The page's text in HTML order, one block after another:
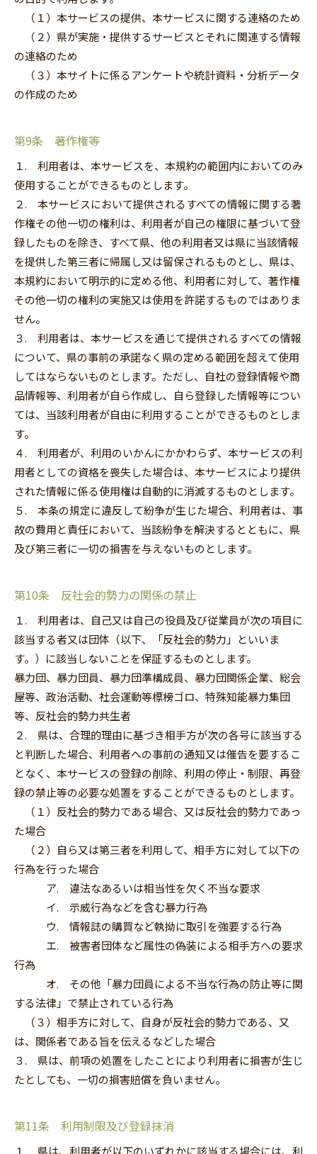
（１）本サービスの提供、本サービスに関する連絡のため
（２）県が実施・提供するサービスとそれに関連する情報
の連絡のため
（３）本サイトに係るアンケートや統計資料・分析データ
の作成のため
第9条 著作権等
１. 利用者は、本サービスを、本規約の範囲内においてのみ
使用することができるものとします。
２. 本サービスにおいて提供されるすべての情報に関する著
作権その他一切の権利は、利用者が自己の権限に基づいて登
録したものを除き、すべて県、他の利用者又は県に当該情報
を提供した第三者に帰属し又は留保されるものとし、県は、
本規約において明示的に定める他、利用者に対して、著作権
その他一切の権利の実施又は使用を許諾するものではありま
せん。
３. 利用者は、本サービスを通じて提供されるすべての情報
について、県の事前の承諾なく県の定める範囲を超えて使用
してはならないものとします。ただし、自社の登録情報や商
品情報等、利用者が自ら作成し、自ら登録した情報等につい
ては、当該利用者が自由に利用することができるものとしま
す。
４. 利用者が、利用のいかんにかかわらず、本サービスの利
用者としての資格を喪失した場合は、本サービスにより提供
された情報に係る使用権は自動的に消滅するものとします。
５. 本条の規定に違反して紛争が生じた場合、利用者は、事
故の費用と責任において、当該紛争を解決するとともに、県
及び第三者に一切の損害を与えないものとします。
第10条 反社会的勢力の関係の禁止
１. 利用者は、自己又は自己の役員及び従業員が次の項目に
該当する者又は団体（以下、「反社会的勢力」といいま
す。）に該当しないことを保証するものとします。
暴力団、暴力団員、暴力団準構成員、暴力団関係企業、総会
屋等、政治活動、社会運動等標榜ゴロ、特殊知能暴力集団
等、反社会的勢力共生者
２. 県は、合理的理由に基づき相手方が次の各号に該当する
と判断した場合、利用者への事前の通知又は催告を要するこ
となく、本サービスの登録の削除、利用の停止‧制限、再登
録の禁止等の必要な処置をすることができるものとします。
（１）反社会的勢力である場合、又は反社会的勢力であっ
た場合
（２）自ら又は第三者を利用して、相手方に対して以下の
行為を行った場合
ア. 違法なあるいは相当性を欠く不当な要求
イ. 示威行為などを含む暴力行為
ウ. 情報誌の購買など執拗に取引を強要する行為
エ. 被害者団体など属性の偽装による相手方への要求
行為
オ. その他「暴力団員による不当な行為の防止等に関
する法律」で禁止されている行為
（３）相手方に対して、自身が反社会的勢力である、又
は、関係者である旨を伝えるなどした場合
３. 県は、前項の処置をしたことにより利用者に損害が生じ
たとしても、一切の損害賠償を負いません。
第11条 利用制限及び登録抹消
１. 県は、利用者が以下のいずれかに該当する場合には、利